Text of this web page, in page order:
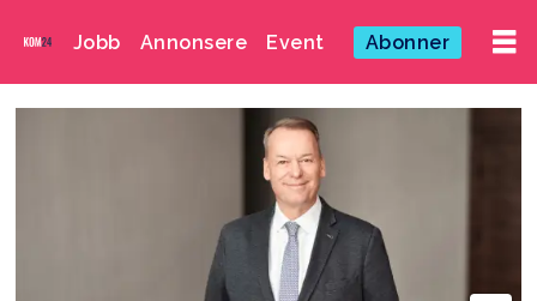
Jobb Annonsere Event Abonner
Emne: